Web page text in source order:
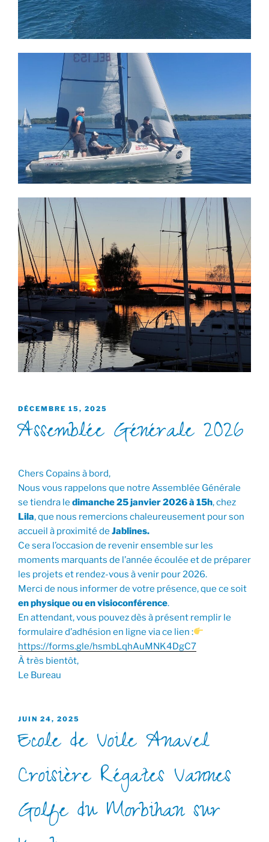
PUBLIÉ
LE
DÉCEMBRE 15, 2025
Assemblée Générale 2026
Chers Copains à bord,
Nous vous rappelons que notre Assemblée Générale
se tiendra le dimanche 25 janvier 2026 à 15h, chez
Lila, que nous remercions chaleureusement pour son
accueil à proximité de Jablines.
Ce sera l’occasion de revenir ensemble sur les
moments marquants de l’année écoulée et de préparer
les projets et rendez-vous à venir pour 2026.
Merci de nous informer de votre présence, que ce soit
en physique ou en visioconférence.
En attendant, vous pouvez dès à présent remplir le
formulaire d’adhésion en ligne via ce lien :
https://forms.gle/hsmbLqhAuMNK4DgC7
À très bientôt,
Le Bureau
PUBLIÉ
JUIN 24, 2025
Ecole de Voile Anavel
Croisière Régates Vannes
Golfe du Morbihan sur